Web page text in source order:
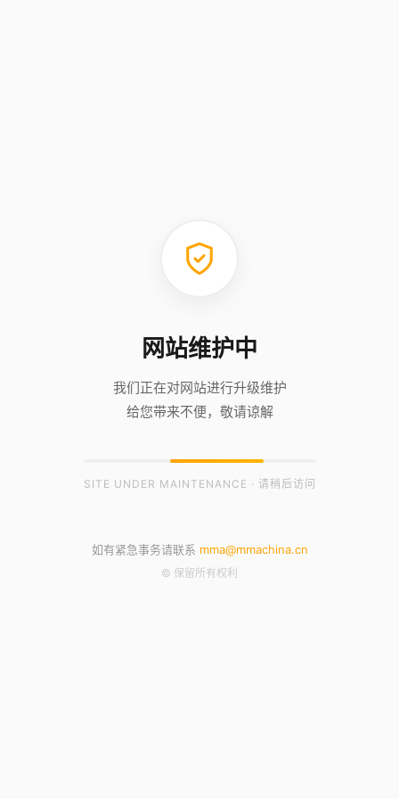
网站维护中
我们正在对网站进行升级维护
给您带来不便，敬请谅解
SITE UNDER MAINTENANCE · 请稍后访问
如有紧急事务请联系 mma@mmachina.cn
© 保留所有权利